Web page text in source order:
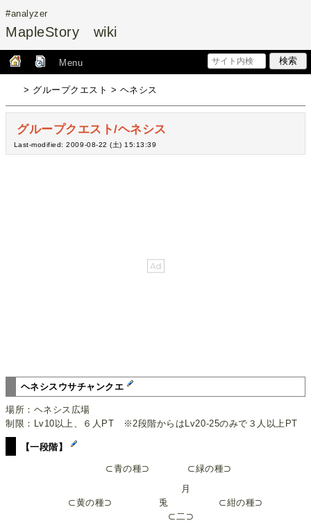
#analyzer
MapleStory wiki
Menu
> グループクエスト > ヘネシス
グループクエスト/ヘネシス
Last-modified: 2009-08-22 (土) 15:13:39
ヘネシスウサチャンクエ
場所：ヘネシス広場
制限：Lv10以上、６人PT ※2段階からはLv20-25のみで３人以上PT
【一段階】
⊂青の種⊃ ⊂緑の種⊃
月
⊂黄の種⊃ 兎 ⊂紺の種⊃
⊂二⊃